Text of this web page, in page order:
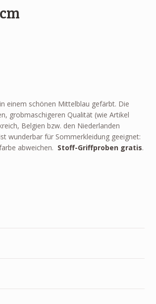
einem schönen Mittelblau gefärbt. Die
grobmaschigeren Qualität (wie Artikel
Belgien bzw. den Niederlanden
wunderbar für Sommerkleidung geeignet:
abweichen. Stoff-Griffproben gratis.